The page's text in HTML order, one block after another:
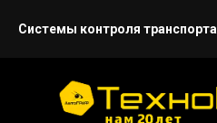
Системы контроля транспорта